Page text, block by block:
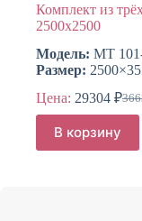
Комплект из
2500х2500
Модель: МТ
Размер:
Цена:
цена
29304 ₽
цена:
В корзину